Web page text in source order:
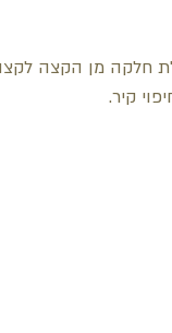
חלקה מן הקצה
קיר.